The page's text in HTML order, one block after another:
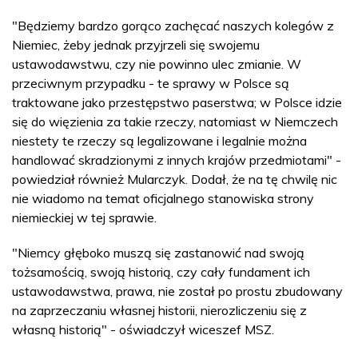
"Będziemy bardzo gorąco zachęcać naszych kolegów z
Niemiec, żeby jednak przyjrzeli się swojemu
ustawodawstwu, czy nie powinno ulec zmianie. W
przeciwnym przypadku - te sprawy w Polsce są
traktowane jako przestępstwo paserstwa; w Polsce idzie
się do więzienia za takie rzeczy, natomiast w Niemczech
niestety te rzeczy są legalizowane i legalnie można
handlować skradzionymi z innych krajów przedmiotami" -
powiedział również Mularczyk. Dodał, że na tę chwilę nic
nie wiadomo na temat oficjalnego stanowiska strony
niemieckiej w tej sprawie.
"Niemcy głęboko muszą się zastanowić nad swoją
tożsamością, swoją historią, czy cały fundament ich
ustawodawstwa, prawa, nie został po prostu zbudowany
na zaprzeczaniu własnej historii, nierozliczeniu się z
własną historią" - oświadczył wiceszef MSZ.